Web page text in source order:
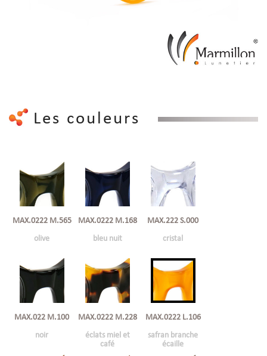
Les couleurs
MAX.0222 M.565
olive
MAX.0222 M.168
bleu nuit
MAX.222 S.000
cristal
MAX.022 M.100
noir
MAX.0222 M.228
éclats miel et
café
MAX.0222 L.106
safran branche
écaille